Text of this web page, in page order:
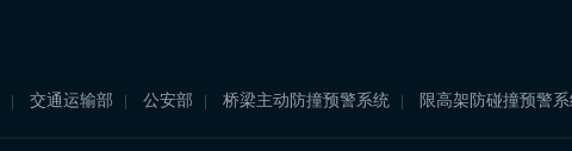
交通运输部 公安部 桥梁主动防撞预警系统 限高架防碰撞预警